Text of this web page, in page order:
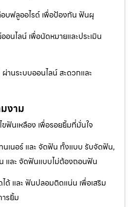
บฟลูออไรด์ เพื่อป้องกัน ฟันผุ
นไลน์ เพื่อนัดหมายและประเมิน
านระบบออนไลน์ สะดวกและ
งาม
ฟันเหลือง เพื่อรอยยิ้มที่มั่นใจ
นเนอร์ และ จัดฟัน ทั้งแบบ รับจัดฟัน,
และ จัดฟันแบบไม่ต้องถอนฟัน
และ ฟันปลอมติดแน่น เพื่อเสริม
รยิ้ม